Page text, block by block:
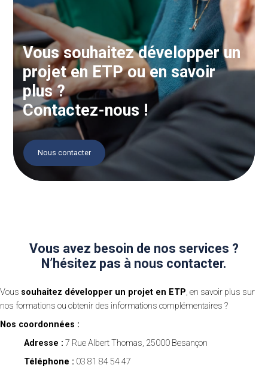
Vous souhaitez développer un
projet en ETP ou en savoir
plus ?
Contactez-nous !
Nous contacter
Vous avez besoin de nos services ?
N’hésitez pas à nous contacter.
Vous souhaitez développer un projet en ETP, en savoir plus sur
nos formations ou obtenir des informations complémentaires ?​
Nos coordonnées :
Adresse : 7 Rue Albert Thomas, 25000 Besançon
Téléphone : 03 81 84 54 47​